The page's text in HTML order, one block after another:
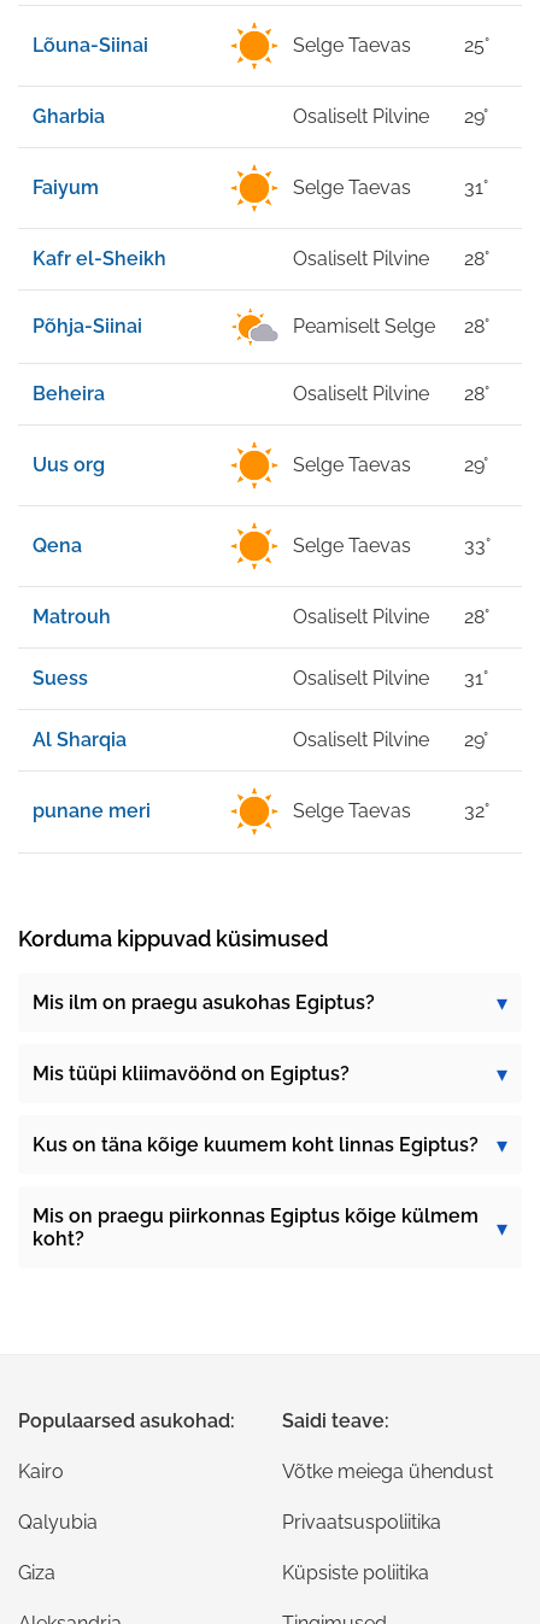
Lõuna-Siinai Selge Taevas 25°
Gharbia Osaliselt Pilvine 29°
Faiyum Selge Taevas 31°
Kafr el-Sheikh Osaliselt Pilvine 28°
Põhja-Siinai Peamiselt Selge 28°
Beheira Osaliselt Pilvine 28°
Uus org Selge Taevas 29°
Qena Selge Taevas 33°
Matrouh Osaliselt Pilvine 28°
Suess Osaliselt Pilvine 31°
Al Sharqia Osaliselt Pilvine 29°
punane meri Selge Taevas 32°
Korduma kippuvad küsimused
Mis ilm on praegu asukohas Egiptus?
Mis tüüpi kliimavöönd on Egiptus?
Kus on täna kõige kuumem koht linnas Egiptus?
Mis on praegu piirkonnas Egiptus kõige külmem
koht?
Populaarsed asukohad:
Kairo
Qalyubia
Giza
Saidi teave:
Võtke meiega ühendust
Privaatsuspoliitika
Küpsiste poliitika